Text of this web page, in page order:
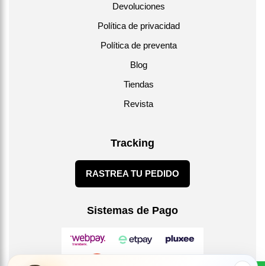
Devoluciones
Política de privacidad
Política de preventa
Blog
Tiendas
Revista
Tracking
RASTREA TU PEDIDO
Sistemas de Pago